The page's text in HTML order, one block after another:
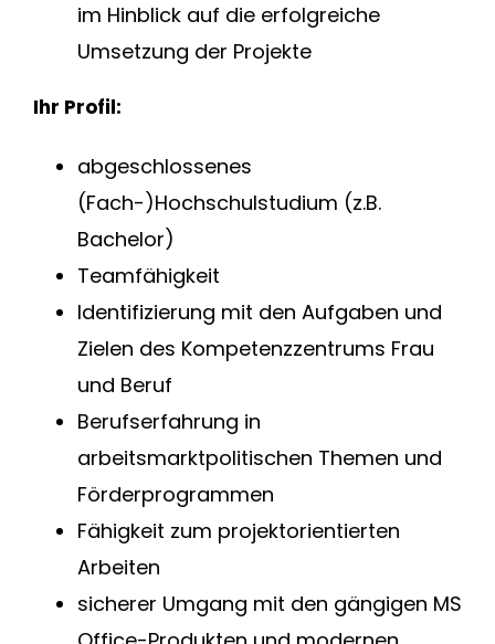
im Hinblick auf die erfolgreiche
Umsetzung der Projekte
Ihr Profil:
abgeschlossenes
(Fach-)Hochschulstudium (z.B.
Bachelor)
Teamfähigkeit
Identifizierung mit den Aufgaben und
Zielen des Kompetenzzentrums Frau
und Beruf
Berufserfahrung in
arbeitsmarktpolitischen Themen und
Förderprogrammen
Fähigkeit zum projektorientierten
Arbeiten
sicherer Umgang mit den gängigen MS